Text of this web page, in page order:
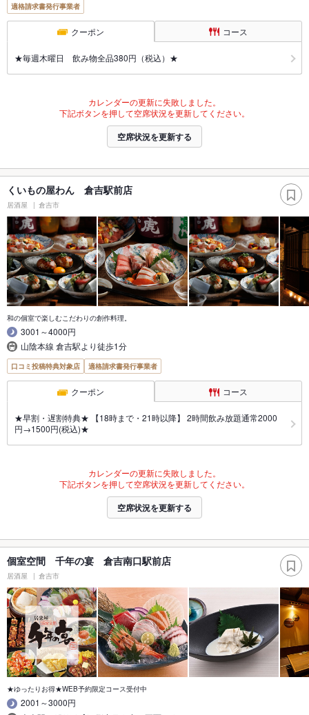
適格請求書発行事業者
クーポン コース
★毎週木曜日 飲み物全品380円（税込）★
カレンダーの更新に失敗しました。
下記ボタンを押して空席状況を更新してください。
空席状況を更新する
くいもの屋わん 倉吉駅前店
居酒屋 倉吉市
和の個室で楽しむこだわりの創作料理。
3001～4000円
山陰本線 倉吉駅より徒歩1分
口コミ投稿特典対象店 適格請求書発行事業者
クーポン コース
★早割・遅割特典★ 【18時まで・21時以降】 2時間飲み放題通常2000
円→1500円(税込)★
カレンダーの更新に失敗しました。
下記ボタンを押して空席状況を更新してください。
空席状況を更新する
個室空間 千年の宴 倉吉南口駅前店
居酒屋 倉吉市
★ゆったりお得★WEB予約限定コース受付中
2001～3000円